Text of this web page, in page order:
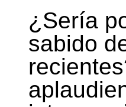
¿Sería
sabido